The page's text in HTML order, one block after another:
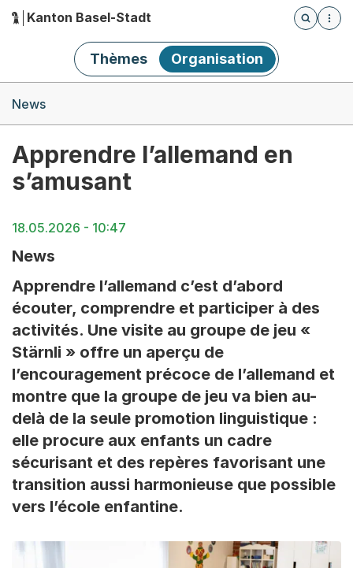
Hauptnavigation
Kanton Basel-Stadt
Öffnet
Thèmes Organisation
News
Apprendre l’allemand en
s’amusant
18.05.2026 - 10:47
News
Apprendre l’allemand c’est d’abord
écouter, comprendre et participer à des
activités. Une visite au groupe de jeu «
Stärnli » offre un aperçu de
l’encouragement précoce de l’allemand et
montre que la groupe de jeu va bien au-
delà de la seule promotion linguistique :
elle procure aux enfants un cadre
sécurisant et des repères favorisant une
transition aussi harmonieuse que possible
vers l’école enfantine.